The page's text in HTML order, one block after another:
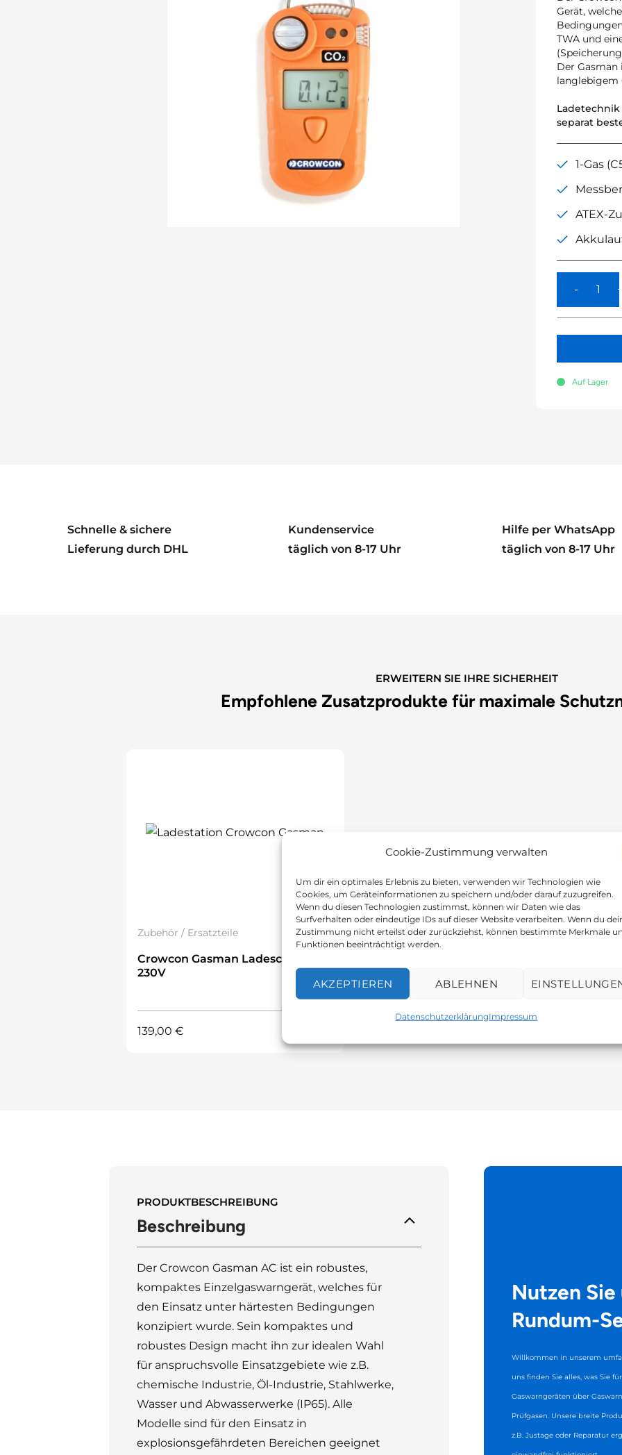
Cookie-Zustimmung verwalten
Um dir ein optimales Erlebnis zu bieten, verwenden wir Technologien wie
Cookies, um Geräteinformationen zu speichern und/oder darauf zuzugreifen.
Wenn du diesen Technologien zustimmst, können wir Daten wie das
Surfverhalten oder eindeutige IDs auf dieser Website verarbeiten. Wenn du
Zustimmung nicht erteilst oder zurückziehst, können bestimmte Merkmale
Funktionen beeinträchtigt werden.
AKZEPTIEREN ABLEHNEN
DatenschutzerklärungImpressum
Gerät,
TWA und
Der
langlebigem
separat
1-Gas
ATEX-
Auf Lager
Schnelle & sichere
Lieferung durch DHL
Kundenservice
täglich von 8-17 Uhr
Hilfe per WhatsApp
täglich von 8-17 Uhr
ERWEITERN SIE IHRE SICHERHEIT
Empfohlene Zusatzprodukte für maximale
Zubehör / Ersatzteile
Crowcon Gasman Ladeschale
230V
139,00 €
PRODUKTBESCHREIBUNG
Beschreibung
Der Crowcon Gasman AC ist ein robustes,
kompaktes Einzelgaswarngerät, welches für
den Einsatz unter härtesten Bedingungen
konzipiert wurde. Sein kompaktes und
robustes Design macht ihn zur idealen Wahl
für anspruchsvolle Einsatzgebiete wie z.B.
chemische Industrie, Öl-Industrie, Stahlwerke,
Wasser und Abwasserwerke (IP65). Alle
Modelle sind für den Einsatz in
explosionsgefährdeten Bereichen geeignet
Nutzen Sie
Rundum-
Willkommen in unserem
uns finden Sie alles, was Sie
Gaswarngeräten über
Prüfgasen. Unsere breite
z.B. Justage oder Reparatur